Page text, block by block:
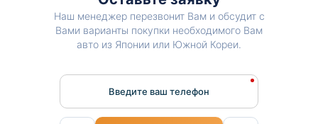
Наш менеджер перезвонит Вам и обсудит с
Вами варианты покупки необходимого Вам
авто из Японии или Южной Кореи.
Введите ваш телефон